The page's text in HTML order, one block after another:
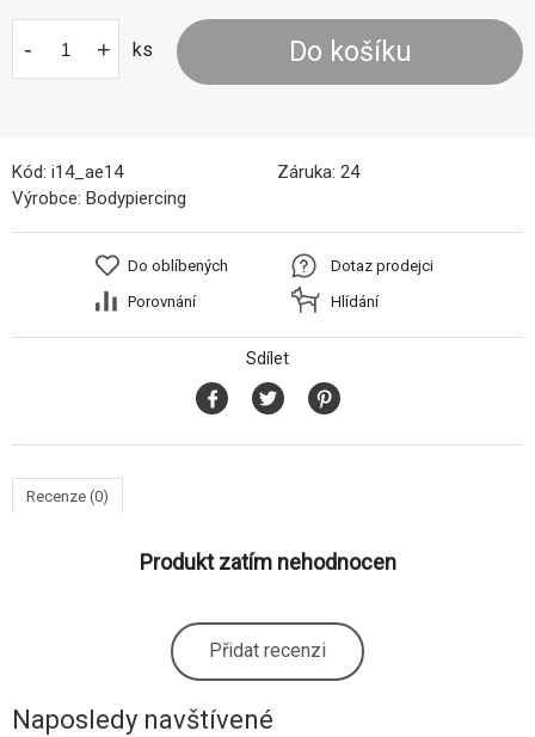
- + ks Do košíku
Kód: i14_ae14 Záruka: 24
Výrobce: Bodypiercing
Do oblíbených
Porovnání
Dotaz prodejci
Hlídání
Sdílet
Recenze (0)
Produkt zatím nehodnocen
Přidat recenzi
Naposledy navštívené